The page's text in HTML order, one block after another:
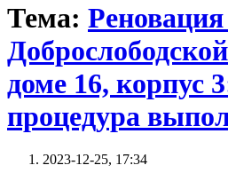
Тема:
доме 16, корпус
процедура
2023-12-25, 17:34